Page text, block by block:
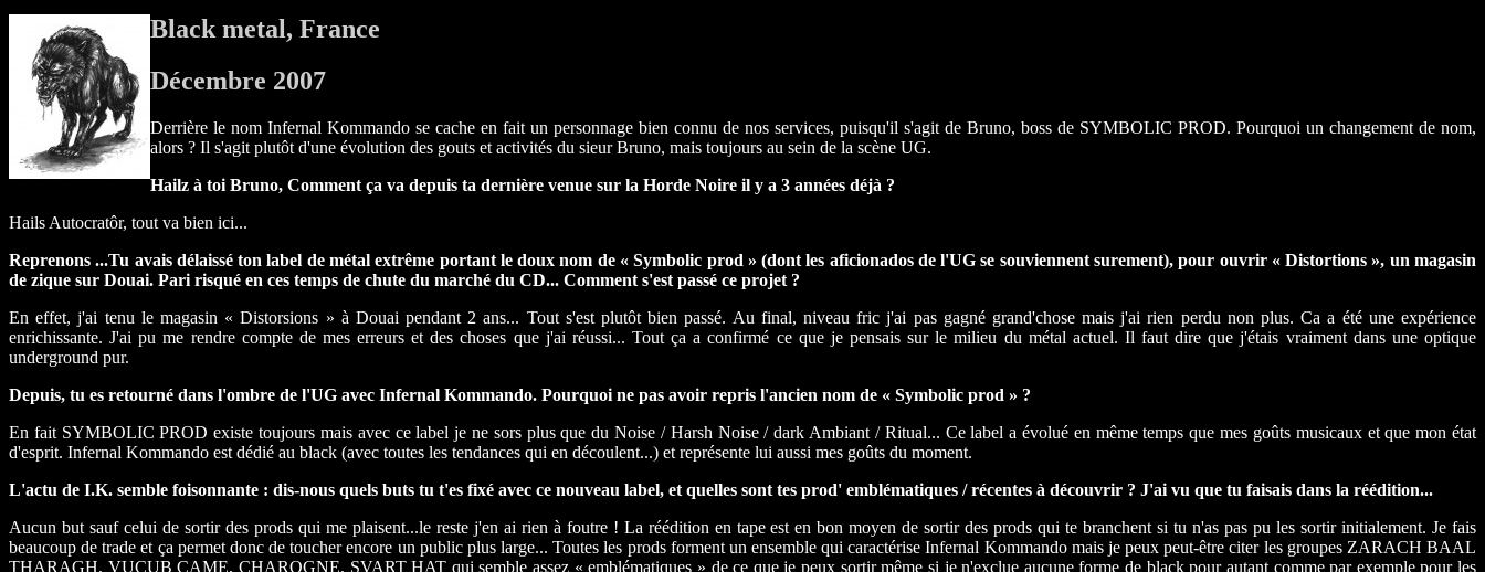
Black metal, France
Décembre 2007
Derrière le nom Infernal Kommando se cache en fait un personnage bien connu de nos services, puisqu'il s'agit de Bruno, boss de SYMBOLIC PROD. Pourquoi un changement de nom,
alors ? Il s'agit plutôt d'une évolution des gouts et activités du sieur Bruno, mais toujours au sein de la scène UG.
Hailz à toi Bruno, Comment ça va depuis ta dernière venue sur la Horde Noire il y a 3 années déjà ?
Hails Autocratôr, tout va bien ici...
Reprenons ...Tu avais délaissé ton label de métal extrême portant le doux nom de « Symbolic prod » (dont les aficionados de l'UG se souviennent surement), pour ouvrir « Distortions », un magasin
de zique sur Douai. Pari risqué en ces temps de chute du marché du CD... Comment s'est passé ce projet ?
En effet, j'ai tenu le magasin « Distorsions » à Douai pendant 2 ans... Tout s'est plutôt bien passé. Au final, niveau fric j'ai pas gagné grand'chose mais j'ai rien perdu non plus. Ca a été une expérience
enrichissante. J'ai pu me rendre compte de mes erreurs et des choses que j'ai réussi... Tout ça a confirmé ce que je pensais sur le milieu du métal actuel. Il faut dire que j'étais vraiment dans une optique
underground pur.
Depuis, tu es retourné dans l'ombre de l'UG avec Infernal Kommando. Pourquoi ne pas avoir repris l'ancien nom de « Symbolic prod » ?
En fait SYMBOLIC PROD existe toujours mais avec ce label je ne sors plus que du Noise / Harsh Noise / dark Ambiant / Ritual... Ce label a évolué en même temps que mes goûts musicaux et que mon état
d'esprit. Infernal Kommando est dédié au black (avec toutes les tendances qui en découlent...) et représente lui aussi mes goûts du moment.
L'actu de I.K. semble foisonnante : dis-nous quels buts tu t'es fixé avec ce nouveau label, et quelles sont tes prod' emblématiques / récentes à découvrir ? J'ai vu que tu faisais dans la réédition...
Aucun but sauf celui de sortir des prods qui me plaisent...le reste j'en ai rien à foutre ! La réédition en tape est en bon moyen de sortir des prods qui te branchent si tu n'as pas pu les sortir initialement. Je fais
beaucoup de trade et ça permet donc de toucher encore un public plus large... Toutes les prods forment un ensemble qui caractérise Infernal Kommando mais je peux peut-être citer les groupes ZARACH BAAL
THARAGH, VUCUB CAME, CHAROGNE, SVART HAT qui semble assez « emblématiques » de ce que je peux sortir même si je n'exclue aucune forme de black pour autant comme par exemple pour les